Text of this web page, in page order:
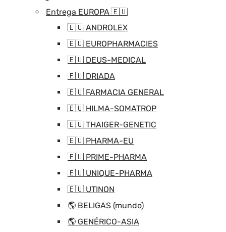
Entrega EUROPA 🇪🇺
🇪🇺 ANDROLEX
🇪🇺 EUROPHARMACIES
🇪🇺 DEUS-MEDICAL
🇪🇺 DRIADA
🇪🇺 FARMACIA GENERAL
🇪🇺 HILMA-SOMATROP
🇪🇺 THAIGER-GENETIC
🇪🇺 PHARMA-EU
🇪🇺 PRIME-PHARMA
🇪🇺 UNIQUE-PHARMA
🇪🇺 UTINON
🌎 BELIGAS (mundo)
🌎 GENÉRICO-ASIA